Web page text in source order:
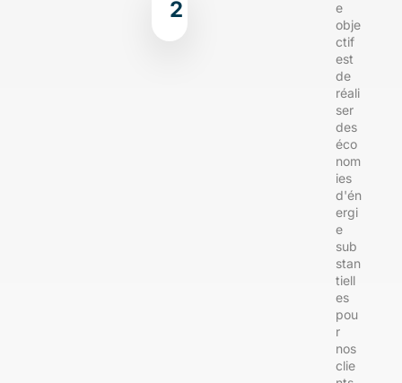
2
e
obje
ctif
est
de
réali
ser
des
éco
nom
ies
d'én
ergi
e
sub
stan
tiell
es
pou
r
nos
clie